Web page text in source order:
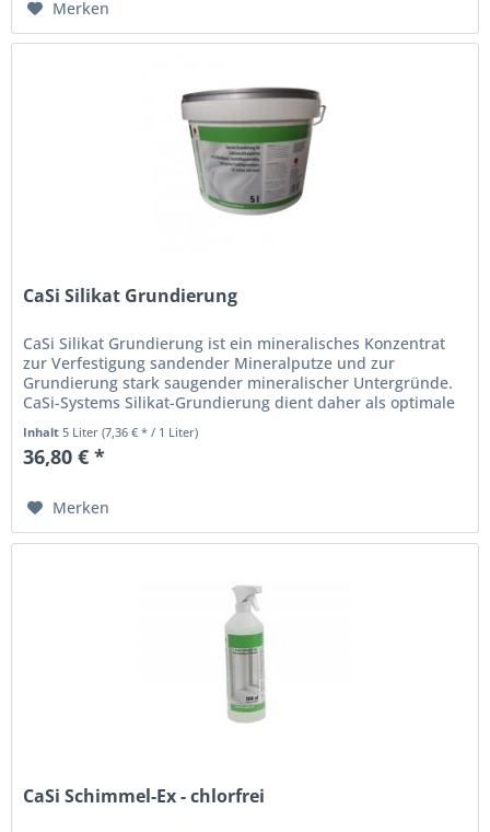
Merken
CaSi Silikat Grundierung
CaSi Silikat Grundierung ist ein mineralisches Konzentrat
zur Verfestigung sandender Mineralputze und zur
Grundierung stark saugender mineralischer Untergründe.
CaSi-Systems Silikat-Grundierung dient daher als optimale
Basis zur...
Inhalt5 Liter(7,36 € * / 1 Liter)
36,80 € *
Merken
CaSi Schimmel-Ex - chlorfrei